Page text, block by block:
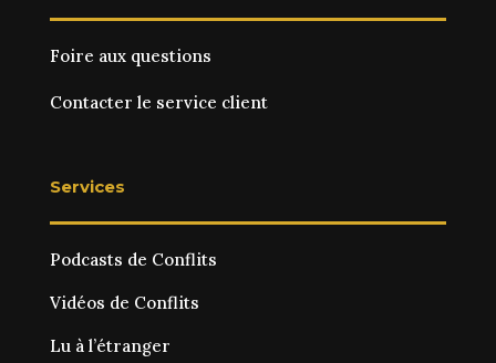
Foire aux questions
Contacter le service client
Services
Podcasts de Conflits
Vidéos de Conflits
Lu à l’étranger